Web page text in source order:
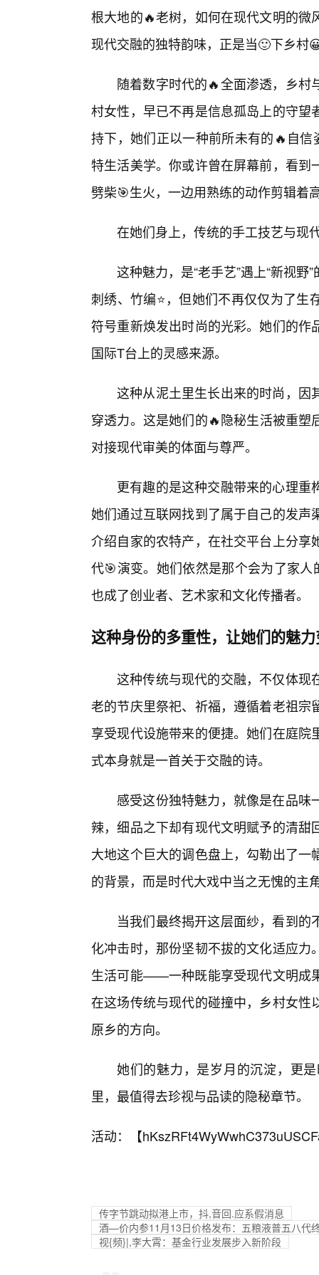
根大地的🔥老树，如何在现代文明的
现代交融的独特韵味，正是当🙂下乡村
随着数字时代的🔥全面渗透，乡
村女性，早已不再是信息孤岛上的守
持下，她们正以一种前所未有的🔥自
特生活美学。你或许曾在屏幕前，看
劈柴🎯生火，一边用熟练的动作剪辑着
在她们身上，传统的手工技艺与现
这种魅力，是“老手艺”遇上“新视
刺绣、竹编⭐，但她们不再仅仅为了
符号重新焕发出时尚的光彩。她们的
国际T台上的灵感来源。
这种从泥土里生长出来的时尚，因
穿透力。这是她们的🔥隐秘生活被重
对接现代审美的体面与尊严。
更有趣的是这种交融带来的心理
她们通过互联网找到了属于自己的发
介绍自家的农特产，在社交平台上分
代🎯演变。她们依然是那个会为了家
也成了创业者、艺术家和文化传播者。
这种身份的多重性，让她们的魅
这种传统与现代的交融，不仅体现
老的节庆里祭祀、祈福，遵循着老祖
享受现代设施带来的便捷。她们在庭
式本身就是一首关于交融的诗。
感受这份独特魅力，就像是在品
辣，细品之下却有现代文明赋予的清
大地这个巨大的调色盘上，勾勒出了
的背景，而是时代大戏中当之无愧的主
当我们最终揭开这层面纱，看到
化冲击时，那份坚韧不拔的文化适应
生活可能——一种既能享受现代文明成
在这场传统与现代的碰撞中，乡村女
原乡的方向。
她们的魅力，是岁月的沉淀，更
里，最值得去珍视与品读的隐秘章节。
活动：【
传字节跳动拟港上市，抖,音回.应系假消息
酒—价内参11月13日价格发布：五粮液普五八代
视{频}|,李大霄：基金行业发展步入新阶段